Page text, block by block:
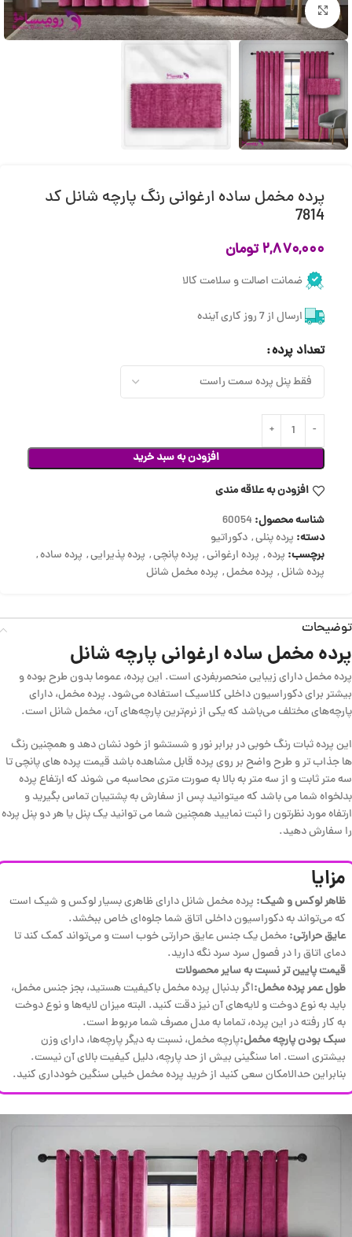
بزرگنمایی تصویر
پرده مخمل ساده ارغوانی رنگ پارچه شانل کد
7814
۲,۸۷۰,۰۰۰تومان
ضمانت اصالت و سلامت کالا
ارسال از 7 روز کاری آینده
تعداد پرده
افزودن به سبد خرید
افزودن به علاقه مندی
شناسه محصول: 60054
دسته: پرده پنلی, دکوراتیو
برچسب: پرده, پرده ارغوانی, پرده پانچی, پرده پذیرایی, پرده ساده,
پرده شانل, پرده مخمل, پرده مخمل شانل
توضیحات
پرده مخمل ساده ارغوانی پارچه شانل
پرده مخمل دارای زیبایی منحصربفردی است. این پرده، عموما بدون طرح بوده و
بیشتر برای دکوراسیون داخلی کلاسیک استفاده می‌شود. پرده مخمل، دارای
پارچه‌های مختلف می‌باشد که یکی از نرم‌ترین پارچه‌های آن، مخمل شانل است.
این پرده ثبات رنگ خوبی در برابر نور و شستشو از خود نشان دهد و همچنین رنگ
ها جذاب تر و طرح واضح بر روی پرده قابل مشاهده باشد قیمت پرده های پانچی تا
سه متر ثابت و از سه متر به بالا به صورت متری محاسبه می شوند که ارتفاع پرده
بدلخواه شما می باشد که میتوانید پس از سفارش به پشتیبان تماس بگیرید و
ارتفاه مورد نظرتون را ثبت نمایید همچنین شما می توانید یک پنل یا هر دو پنل پرده
را سفارش دهید.
مزایا
ظاهر لوکس و شیک: پرده مخمل شانل دارای ظاهری بسیار لوکس و شیک است
که می‌تواند به دکوراسیون داخلی اتاق شما جلوه‌ای خاص ببخشد.
عایق حرارتی:مخمل یک جنس عایق حرارتی خوب است و می‌تواند کمک کند تا
دمای اتاق را در فصول سرد سرد نگه دارید.
قیمت پایین تر نسبت به سایر محصولات
طول عمر پرده مخمل:اگر بدنبال پرده مخمل باکیفیت هستید، بجز جنس مخمل،
باید به نوع دوخت و لایه‌های آن نیز دقت کنید. البته میزان لایه‌ها و نوع دوخت
به کار رفته در این پرده، تماما به مدل مصرف شما مربوط است.
سبک بودن پارچه مخمل:پارچه مخمل، نسبت به دیگر پارچه‌ها، دارای وزن
بیشتری است. اما سنگینی بیش از حد پارچه، دلیل کیفیت بالای آن نیست.
بنابراین حدالامکان سعی کنید از خرید پرده مخمل خیلی سنگین خودداری کنید.